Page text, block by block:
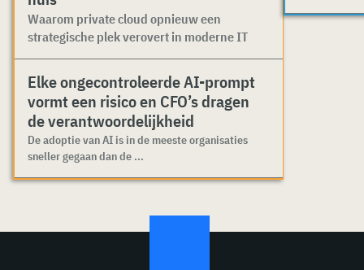
Waarom private cloud opnieuw een
strategische plek verovert in moderne IT
Elke ongecontroleerde AI-prompt
vormt een risico en CFO’s dragen
de verantwoordelijkheid
De adoptie van AI is in de meeste organisaties
sneller gegaan dan de ...